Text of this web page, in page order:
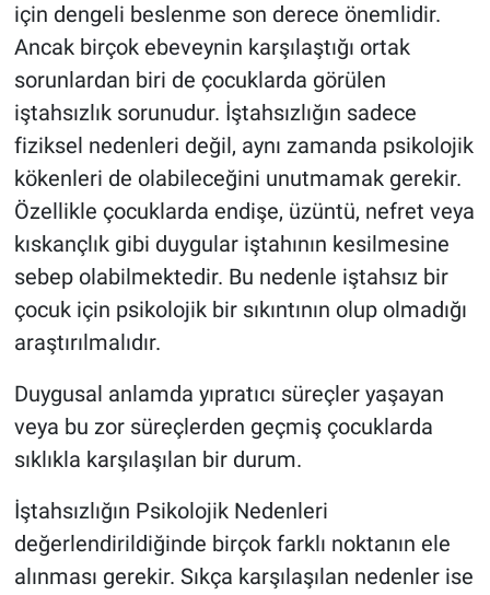
için dengeli beslenme son derece önemlidir.
Ancak birçok ebeveynin karşılaştığı ortak
sorunlardan biri de çocuklarda görülen
iştahsızlık sorunudur. İştahsızlığın sadece
fiziksel nedenleri değil, aynı zamanda psikolojik
kökenleri de olabileceğini unutmamak gerekir.
Özellikle çocuklarda endişe, üzüntü, nefret veya
kıskançlık gibi duygular iştahının kesilmesine
sebep olabilmektedir. Bu nedenle iştahsız bir
çocuk için psikolojik bir sıkıntının olup olmadığı
araştırılmalıdır.
Duygusal anlamda yıpratıcı süreçler yaşayan
veya bu zor süreçlerden geçmiş çocuklarda
sıklıkla karşılaşılan bir durum.
İştahsızlığın Psikolojik Nedenleri
değerlendirildiğinde birçok farklı noktanın ele
alınması gerekir. Sıkça karşılaşılan nedenler ise